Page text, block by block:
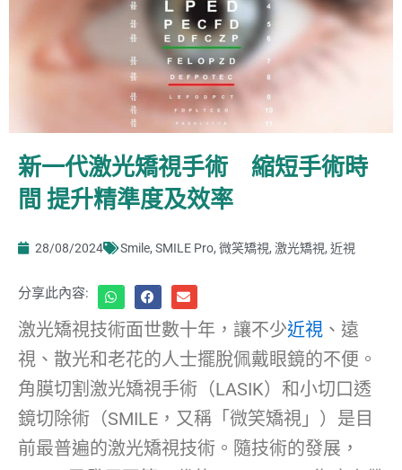
新一代激光矯視手術 縮短手術時
間 提升精準度及效率
28/08/2024 Smile, SMILE Pro, 微笑矯視, 激光矯視, 近視
分享此內容:
激光矯視技術面世數十年，讓不少近視 、遠
視、散光和老花的人士擺脫佩戴眼鏡的不便。
角膜切割激光矯視手術（LASIK）和小切口透
鏡切除術（SMILE，又稱「微笑矯視」）是目
前最普遍的激光矯視技術。隨技術的發展，